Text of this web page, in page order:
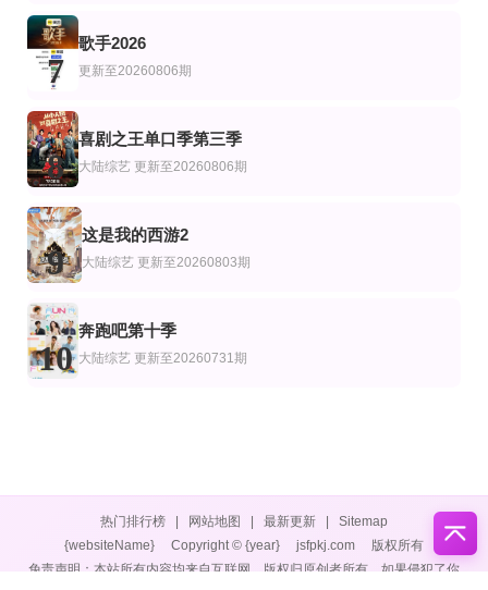
7
歌手2026
更新至20260806期
8
喜剧之王单口季第三季
大陆综艺 更新至20260806期
9
这是我的西游2
大陆综艺 更新至20260803期
10
奔跑吧第十季
大陆综艺 更新至20260731期
热门排行榜 网站地图 最新更新
Sitemap
{websiteName}
Copyright © {year} jsfpkj.com
版权所有
免责声明：本站所有内容均来自互联网，版权归原创者所有，如果侵犯了你